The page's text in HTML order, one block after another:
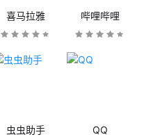
喜马拉雅 哔哩哔哩
虫虫助手 QQ